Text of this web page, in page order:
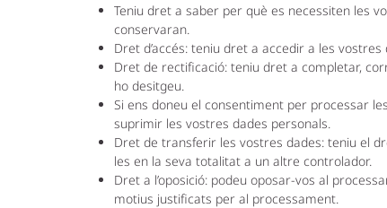
Teniu dret a saber per què es necessiten les
conservaran.
Dret d’accés: teniu dret a accedir a les
Dret de rectificació: teniu dret a completar,
ho desitgeu.
Si ens doneu el consentiment per processar
suprimir les vostres dades personals.
Dret de transferir les vostres dades: teniu el
les en la seva totalitat a un altre controlador.
Dret a l’oposició: podeu oposar-vos al
motius justificats per al processament.